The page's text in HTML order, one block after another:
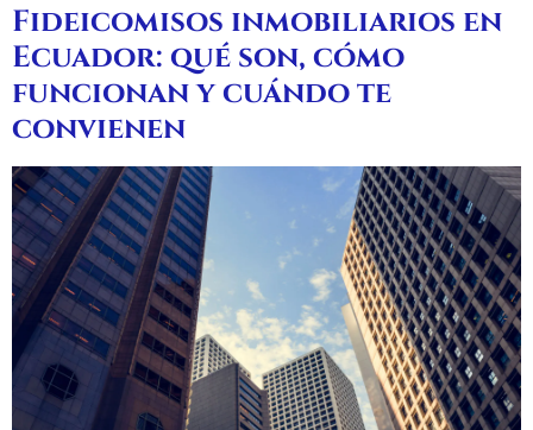
Fideicomisos inmobiliarios en
Ecuador: qué son, cómo
funcionan y cuándo te
convienen